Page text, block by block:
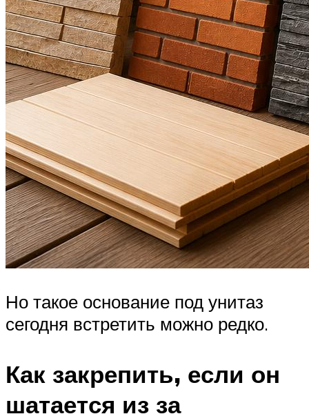
Но такое основание под унитаз
сегодня встретить можно редко.
Как закрепить, если он
шатается из за